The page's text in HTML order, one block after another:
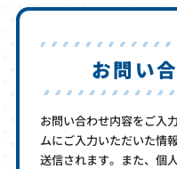
お問い
お問い合わせ内容をご入
ムにご入力いただいた情
送信されます。また、個